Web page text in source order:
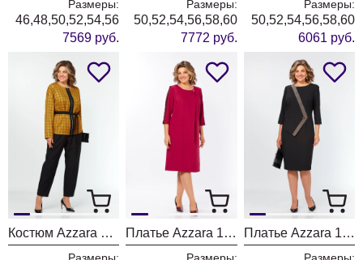
Размеры:
46,48,50,52,54,56
7569 руб.
Размеры:
50,52,54,56,58,60
7772 руб.
Размеры:
50,52,54,56,58,60
6061 руб.
Костюм Azzara 10083 Платье Azzara 10081 Платье Azzara 10080